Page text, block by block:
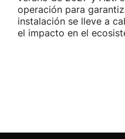
operación para
instalación se lleve a
el impacto en el